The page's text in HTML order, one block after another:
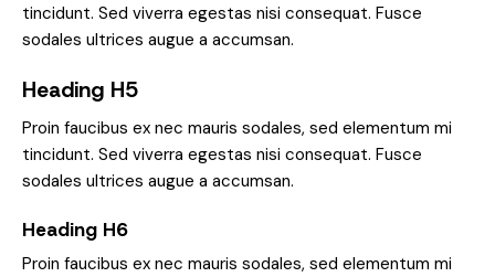
tincidunt. Sed viverra egestas nisi consequat. Fusce
sodales ultrices augue a accumsan.
Heading H5
Proin faucibus ex nec mauris sodales, sed elementum mi
tincidunt. Sed viverra egestas nisi consequat. Fusce
sodales ultrices augue a accumsan.
Heading H6
Proin faucibus ex nec mauris sodales, sed elementum mi